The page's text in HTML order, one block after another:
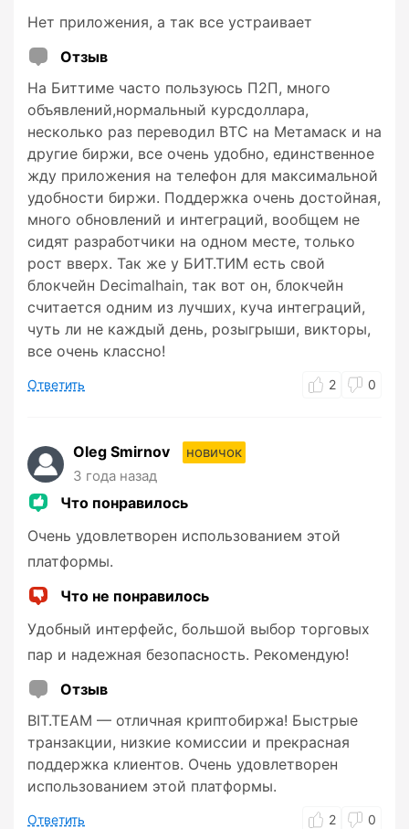
Нет приложения, а так все устраивает
Отзыв
На Биттиме часто пользуюсь П2П, много
объявлений,нормальный курсдоллара,
несколько раз переводил BTC на Метамаск и на
другие биржи, все очень удобно, единственное
жду приложения на телефон для максимальной
удобности биржи. Поддержка очень достойная,
много обновлений и интеграций, вообщем не
сидят разработчики на одном месте, только
рост вверх. Так же у БИТ.ТИМ есть свой
блокчейн Decimalhain, так вот он, блокчейн
считается одним из лучших, куча интеграций,
чуть ли не каждый день, розыгрыши, викторы,
все очень классно!
Ответить 2 0
Oleg Smirnov
новичок
3 года назад
Что понравилось
Очень удовлетворен использованием этой
платформы.
Что не понравилось
Удобный интерфейс, большой выбор торговых
пар и надежная безопасность. Рекомендую!
Отзыв
BIT.TEAM — отличная криптобиржа! Быстрые
транзакции, низкие комиссии и прекрасная
поддержка клиентов. Очень удовлетворен
использованием этой платформы.
Ответить 2 0